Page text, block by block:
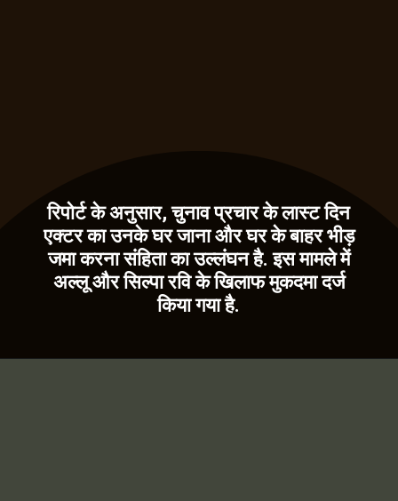
रिपोर्ट के अनुसार, चुनाव प्रचार के लास्ट दिन
एक्टर का उनके घर जाना और घर के बाहर भीड़
जमा करना संहिता का उल्लंघन है. इस मामले में
अल्लू और सिल्पा रवि के खिलाफ मुकदमा दर्ज
किया गया है.